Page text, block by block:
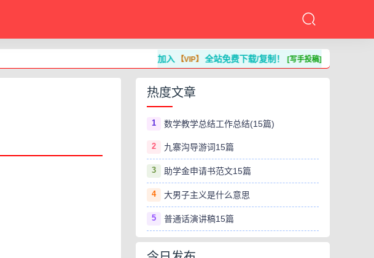
加入 【VIP】全站免费下载/复制！[写手投稿]
热度文章
1 数学教学总结工作总结(15篇)
2 九寨沟导游词15篇
3 助学金申请书范文15篇
4 大男子主义是什么意思
5 普通话演讲稿15篇